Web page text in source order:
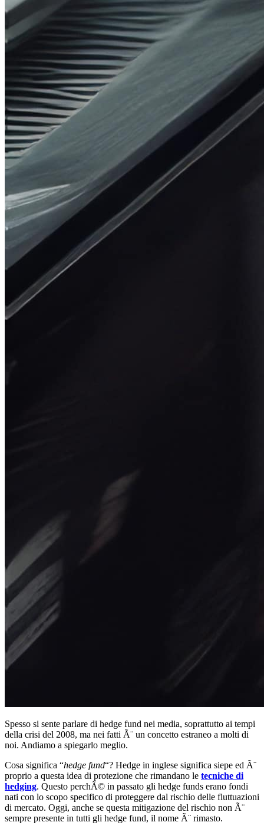
Spesso si sente parlare di hedge fund nei media, soprattutto ai tempi
della crisi del 2008, ma nei fatti Ã¨ un concetto estraneo a molti di
noi. Andiamo a spiegarlo meglio.
Cosa significa “hedge fund“? Hedge in inglese significa siepe ed Ã¨
proprio a questa idea di protezione che rimandano le tecniche di
hedging. Questo perchÃ© in passato gli hedge funds erano fondi
nati con lo scopo specifico di proteggere dal rischio delle fluttuazioni
di mercato. Oggi, anche se questa mitigazione del rischio non Ã¨
sempre presente in tutti gli hedge fund, il nome Ã¨ rimasto.